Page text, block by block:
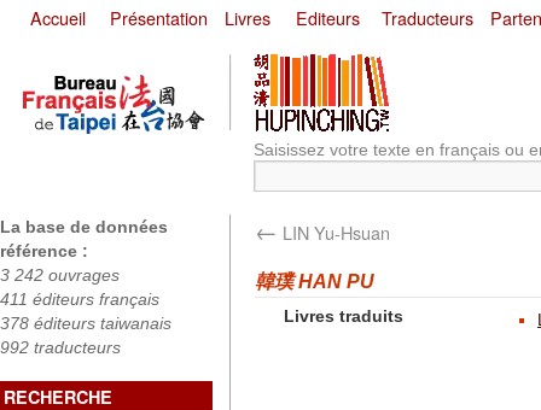
Accueil Présentation Livres Editeurs Traducteurs
Saisissez votre texte en français ou
La base de données
référence :
3 242 ouvrages
411 éditeurs français
378 éditeurs taiwanais
992 traducteurs
RECHERCHE
← LIN Yu-Hsuan
韓璞 HAN PU
Livres traduits